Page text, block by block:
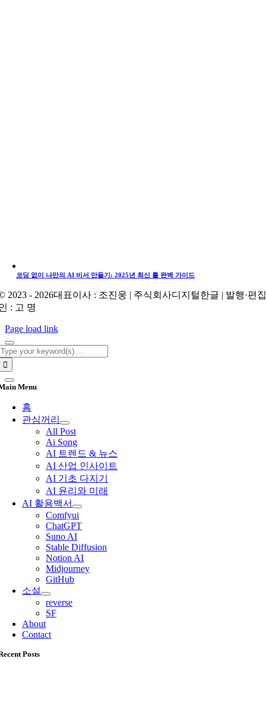
코딩 없이 나만의 AI 비서 만들기: 2025년 최신 툴 완벽 가이드
2023 - 2026대표이사 : 조진웅 | 주식회사디지털한글 | 발행·편
: 고 명
Page load link
Menu
홈
관심꺼리
All Post
Ai Song
AI 트렌드 & 뉴스
AI 산업 인사이트
AI 기초 다지기
AI 윤리와 미래
AI 활용백서
Comfyui
ChatGPT
Suno AI
Stable Diffusion
Notion AI
Midjourney
GitHub
소설
reverse
SF
About
Contact
Posts